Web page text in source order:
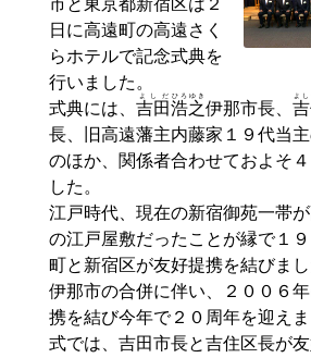
日に高遠町の高遠さく
らホテルで記念式典を
行いました。
式典には、吉田
よしだ
浩之
ひろゆき
伊那市長、
よ
長、旧高遠藩主内藤家１９代当
のほか、関係者合わせておよそ
した。
江戸時代、現在の新宿御苑一帯
の江戸屋敷だったことが縁で１
町と新宿区が友好提携を結びまし
伊那市の合併に伴い、２００６
携を結び今年で２０周年を迎えま
式では、吉田市長と吉住区長が